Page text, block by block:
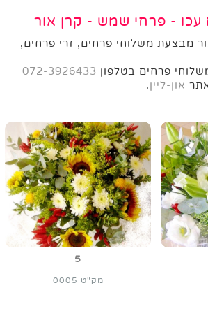
עכו - פרחי שמש - קרן אור
מבצעת משלוחי פרחים, זרי פרחים,
פרחים בטלפון 072-3926433
און-ליין.
5
מק"ט 0005